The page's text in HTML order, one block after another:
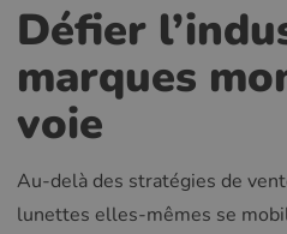
Défier
marques
voie
Au-delà des stratégies de
lunettes elles-mêmes se